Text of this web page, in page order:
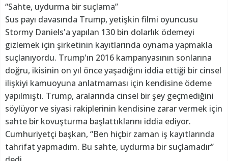
“Sahte, uydurma bir suçlama”
Sus payı davasında Trump, yetişkin filmi oyuncusu
Stormy Daniels'a yapılan 130 bin dolarlık ödemeyi
gizlemek için şirketinin kayıtlarında oynama yapmakla
suçlanıyordu. Trump'ın 2016 kampanyasının sonlarına
doğru, ikisinin on yıl önce yaşadığını iddia ettiği bir cinsel
ilişkiyi kamuoyuna anlatmaması için kendisine ödeme
yapılmıştı. Trump, aralarında cinsel bir şey geçmediğini
söylüyor ve siyasi rakiplerinin kendisine zarar vermek için
sahte bir kovuşturma başlattıklarını iddia ediyor.
Cumhuriyetçi başkan, “Ben hiçbir zaman iş kayıtlarında
tahrifat yapmadım. Bu sahte, uydurma bir suçlamadır”